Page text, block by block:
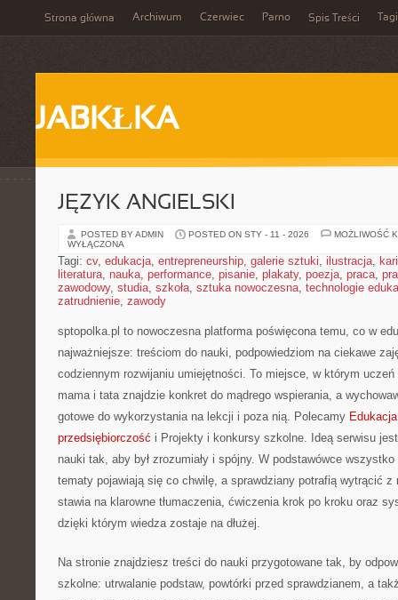
Strona główna Archiwum Czerwiec Parno Spis Treści Tagi
JABKŁKA
JĘZYK ANGIELSKI
POSTED BY ADMIN POSTED ON STY - 11 - 2026
MOŻLIWOŚĆ
WYŁĄCZONA
Tagi: cv, edukacja, entrepreneurship, galerie sztuki, ilustracja,
literatura, nauka, performance, pisanie, plakaty, poezja, praca,
zawodowy, studia, szkoła, sztuka nowoczesna, technologie
zatrudnienie, zawody
sptopolka.pl to nowoczesna platforma poświęcona temu, co w
najważniejsze: treściom do nauki, podpowiedziom na ciekawe
codziennym rozwijaniu umiejętności. To miejsce, w którym
mama i tata znajdzie konkret do mądrego wspierania, a
gotowe do wykorzystania na lekcji i poza nią. Polecamy
przedsiębiorczość i Projekty i konkursy szkolne. Ideą serwisu
nauki tak, aby był zrozumiały i spójny. W podstawówce
tematy pojawiają się co chwilę, a sprawdziany potrafią wytrącić z
stawia na klarowne tłumaczenia, ćwiczenia krok po kroku oraz
dzięki którym wiedza zostaje na dłużej.
Na stronie znajdziesz treści do nauki przygotowane tak, by
szkolne: utrwalanie podstaw, powtórki przed sprawdzianem, a